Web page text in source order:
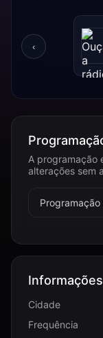
‹
A programação
alterações sem
Informações
Cidade
Frequência